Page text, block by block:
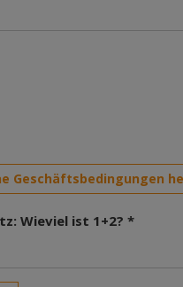
Geschäftsbedingungen
Wieviel ist 1+2? *